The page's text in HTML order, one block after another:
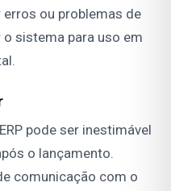
ou problemas de
sistema para uso em
pode ser inestimável
o lançamento.
comunicação com o